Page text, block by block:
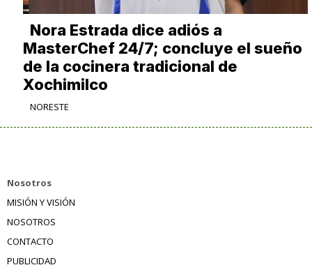
Nora Estrada dice adiós a
MasterChef 24/7; concluye el sueño
de la cocinera tradicional de
Xochimilco
NORESTE
Nosotros
MISIÓN Y VISIÓN
NOSOTROS
CONTACTO
PUBLICIDAD